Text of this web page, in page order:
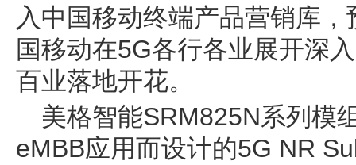
入中国移动终端产品营销库
国移动在5G各行各业展开深
百业落地开花。
美格智能SRM825N系列模
eMBB应用而设计的5G NR